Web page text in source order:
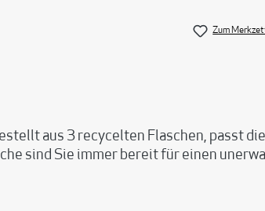
Zum
aus 3 recycelten Flaschen, passt
sind Sie immer bereit für einen